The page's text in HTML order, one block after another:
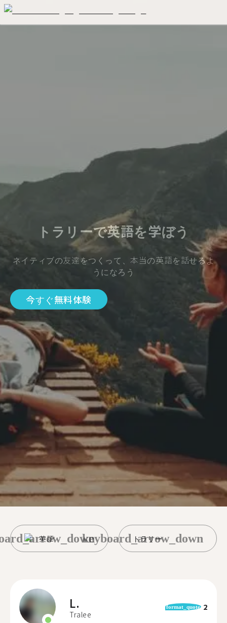
トラリーで英語を学ぼう
ネイティブの友達をつくって、本当の英語を話せるよ
うになろう
今すぐ無料体験
英語 トラリー
keyboard_arrow_down
L.
Tralee
format_quote 2